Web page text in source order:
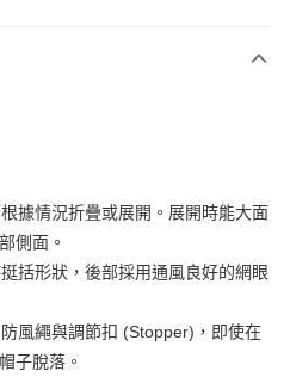
哥大用戶可立即使用無須另外申請。
訂單成立後會自動跳轉到大哥付的交易
的期數、繳款截止日，確認付款後即完
據情況折疊或展開。展開時能大面
側面。
括形狀，後部採用通風良好的網眼
風繩與調節扣 (Stopper)，即使在
子脫落。